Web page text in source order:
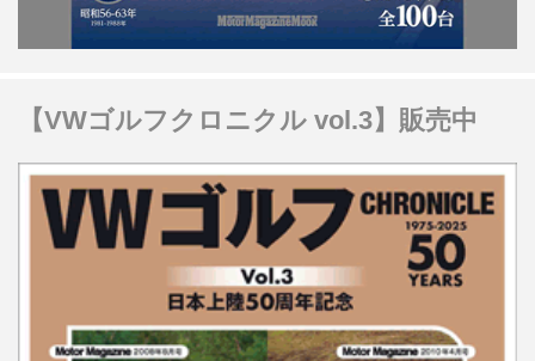
【VWゴルフクロニクル vol.3】販売中